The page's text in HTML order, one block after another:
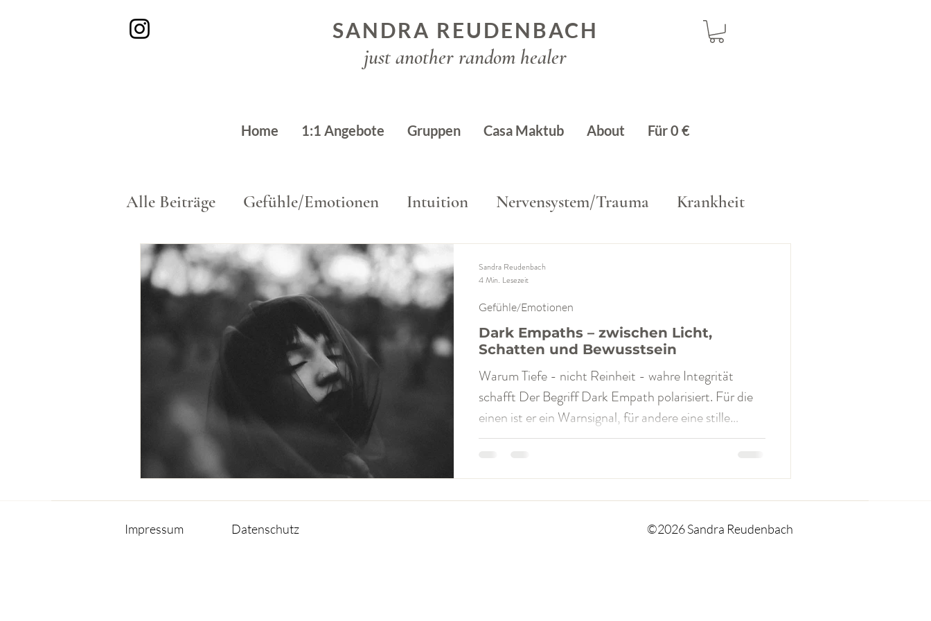
SANDRA REUDENBACH
just another random healer
Home 1:1 Angebote Gruppen Casa Maktub About Für 0 €
Alle Beiträge Gefühle/Emotionen Intuition Nervensystem/Trauma Krankheit
Beruf
Dark Empaths – zwischen Licht,
Schatten und Bewusstsein
Warum Tiefe - nicht Reinheit - wahre Integrität
schafft Der Begriff Dark Empath polarisiert. Für die
einen ist er ein Warnsignal, für andere eine stille
Selbstbeschreibung, die lange keine Worte hatte.
sondern ein psychologisches Phänomen , das vor
allem bei hochsensiblen, reflektierten Menschen mit
Trauma- und Bindungserfahrung zu finden ist. Dark
Gefühle/Emotionen
Sandra Reudenbach
4 Min. Lesezeit
Impressum Datenschutz ©2026 Sandra Reudenbach